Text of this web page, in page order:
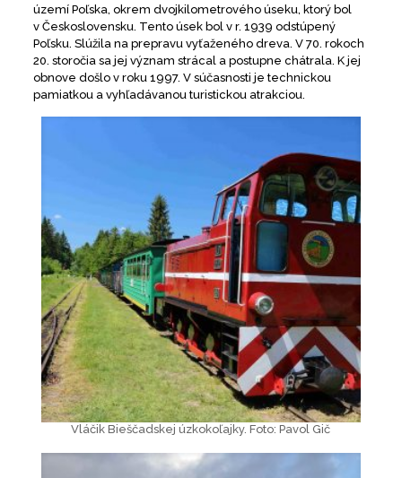
území Poľska, okrem dvojkilometrového úseku, ktorý bol
v Československu. Tento úsek bol v r. 1939 odstúpený
Poľsku. Slúžila na prepravu vyťaženého dreva. V 70. rokoch
20. storočia sa jej význam strácal a postupne chátrala. K jej
obnove došlo v roku 1997. V súčasnosti je technickou
pamiatkou a vyhľadávanou turistickou atrakciou.
Vláčik Bieščadskej úzkokoľajky. Foto: Pavol Gič